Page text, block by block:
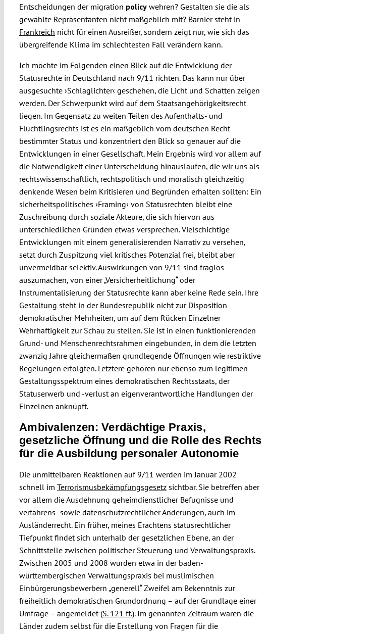
Entscheidungen der migration policywehren? Gestalten sie die als
gewählte Repräsentanten nicht maßgeblich mit? Barnier steht in
Frankreich nicht für einen Ausreißer, sondern zeigt nur, wie sich das
übergreifende Klima im schlechtesten Fall verändern kann.
Ich möchte im Folgenden einen Blick auf die Entwicklung der
Statusrechte in Deutschland nach 9/11 richten. Das kann nur über
ausgesuchte ›Schlaglichter‹ geschehen, die Licht und Schatten zeigen
werden. Der Schwerpunkt wird auf dem Staatsangehörigkeitsrecht
liegen. Im Gegensatz zu weiten Teilen des Aufenthalts- und
Flüchtlingsrechts ist es ein maßgeblich vom deutschen Recht
bestimmter Status und konzentriert den Blick so genauer auf die
Entwicklungen in einer Gesellschaft. Mein Ergebnis wird vor allem auf
die Notwendigkeit einer Unterscheidung hinauslaufen, die wir uns als
rechtswissenschaftlich, rechtspolitisch und moralisch gleichzeitig
denkende Wesen beim Kritisieren und Begründen erhalten sollten: Ein
sicherheitspolitisches ›Framing‹ von Statusrechten bleibt eine
Zuschreibung durch soziale Akteure, die sich hiervon aus
unterschiedlichen Gründen etwas versprechen. Vielschichtige
Entwicklungen mit einem generalisierenden Narrativ zu versehen,
setzt durch Zuspitzung viel kritisches Potenzial frei, bleibt aber
unvermeidbar selektiv. Auswirkungen von 9/11 sind fraglos
auszumachen, von einer „Versicherheitlichung“ oder
Instrumentalisierung der Statusrechte kann aber keine Rede sein. Ihre
Gestaltung steht in der Bundesrepublik nicht zur Disposition
demokratischer Mehrheiten, um auf dem Rücken Einzelner
Wehrhaftigkeit zur Schau zu stellen. Sie ist in einen funktionierenden
Grund- und Menschenrechtsrahmen eingebunden, in dem die letzten
zwanzig Jahre gleichermaßen grundlegende Öffnungen wie restriktive
Regelungen erfolgten. Letztere gehören nur ebenso zum legitimen
Gestaltungsspektrum eines demokratischen Rechtsstaats, der
Statuserwerb und -verlust an eigenverantwortliche Handlungen der
Einzelnen anknüpft.
Ambivalenzen: Verdächtige Praxis,
gesetzliche Öffnung und die Rolle des Rechts
für die Ausbildung personaler Autonomie
Die unmittelbaren Reaktionen auf 9/11 werden im Januar 2002
schnell im Terrorismusbekämpfungsgesetzsichtbar. Sie betreffen aber
vor allem die Ausdehnung geheimdienstlicher Befugnisse und
verfahrens- sowie datenschutzrechtlicher Änderungen, auch im
Ausländerrecht. Ein früher, meines Erachtens statusrechtlicher
Tiefpunkt findet sich unterhalb der gesetzlichen Ebene, an der
Schnittstelle zwischen politischer Steuerung und Verwaltungspraxis.
Zwischen 2005 und 2008 wurden etwa in der baden-
württembergischen Verwaltungspraxis bei muslimischen
Einbürgerungsbewerbern „generell“ Zweifel am Bekenntnis zur
freiheitlich demokratischen Grundordnung – auf der Grundlage einer
Umfrage – angemeldet (S. 121 ff.). Im genannten Zeitraum waren die
Länder zudem selbst für die Erstellung von Fragen für die